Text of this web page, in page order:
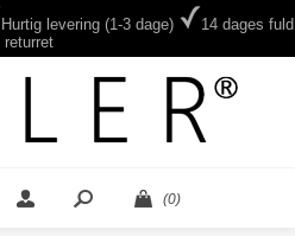
Hurtig levering (1-3 dage)
14 dages fuld
returret
(0)